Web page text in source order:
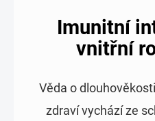
Imunitní
vnitřní
Věda o
zdraví vychází ze